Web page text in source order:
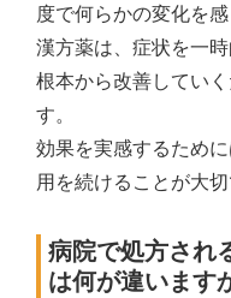
度で何らかの変化を
漢方薬は、症状を一
根本から改善してい
す。
効果を実感するため
用を続けることが大切
病院で処方され
は何が違います